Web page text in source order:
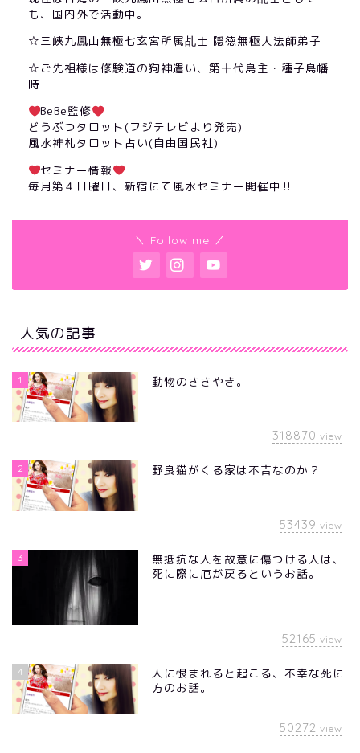
も、国内外で活動中。
☆三峽九鳳山無極七玄宮所属乩士 隠徳無極大法師弟子
☆ご先祖様は修験道の狗神遣い、第十代島主・種子島幡
時
BeBe監修
どうぶつタロット(フジテレビより発売)
風水神札タロット占い(自由国民社)
セミナー情報
毎月第４日曜日、新宿にて風水セミナー開催中‼︎
＼ Follow me ／
人気の記事
1 動物のささやき。
318870 view
2 野良猫がくる家は不吉なのか？
53439 view
3
無抵抗な人を故意に傷つける人は、
死に際に厄が戻るというお話。
52165 view
4
人に恨まれると起こる、不幸な死に
方のお話。
50272 view